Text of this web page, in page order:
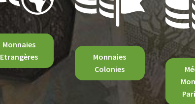
Monnaies
Etrangères
Monnaies
Colonies